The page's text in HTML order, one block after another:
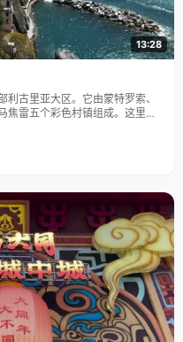
13:28
古里亚大区。它由蒙特罗索、
焦雷五个彩色村镇组成。这里依
文化遗产。